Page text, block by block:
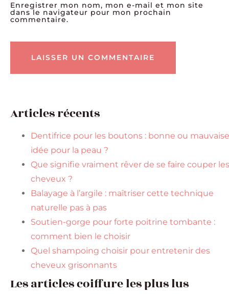
Enregistrer mon nom, mon e-mail et mon site
dans le navigateur pour mon prochain
commentaire.
Articles récents
Dentifrice pour les boutons : bonne ou mauvaise
idée pour la peau ?
Que signifie vraiment rêver de se faire couper les
cheveux ?
Balayage à l’argile : maîtriser cette technique
naturelle pas à pas
Soutien-gorge pour forte poitrine tombante :
comment bien le choisir
Quel shampoing choisir pour entretenir des
cheveux grisonnants
Les articles coiffure les plus lus